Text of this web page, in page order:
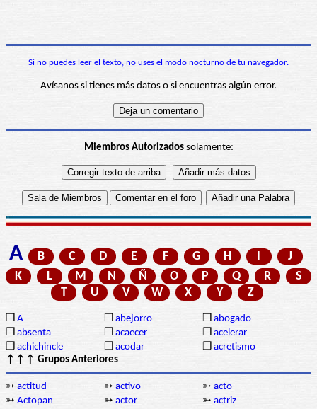
Si no puedes leer el texto, no uses el modo nocturno de tu navegador.
Avísanos si tienes más datos o si encuentras algún error.
Miembros Autorizadossolamente:
A B C D E F G H I
J
K
L M N Ñ O P Q R
S
T
U V W X Y Z
❒ A ❒ abejorro ❒ abogado
❒ absenta ❒ acaecer ❒ acelerar
❒ achichincle ❒ acodar ❒ acretismo
↑↑↑ Grupos Anteriores
➳ actitud ➳ activo ➳ acto
➳ Actopan ➳ actor ➳ actriz